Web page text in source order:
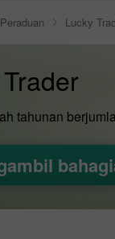
Peraduan Lucky
tahunan